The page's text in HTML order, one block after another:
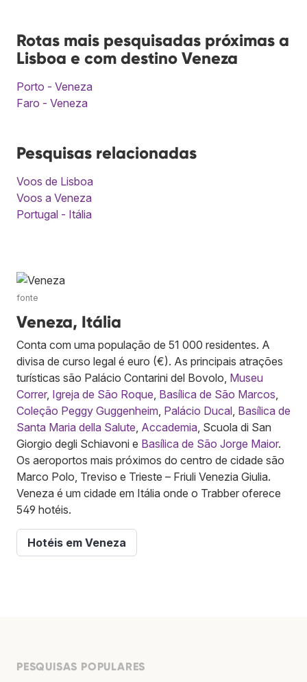
Rotas mais pesquisadas próximas a
Lisboa e com destino Veneza
Porto - Veneza
Faro - Veneza
Pesquisas relacionadas
Voos de Lisboa
Voos a Veneza
Portugal - Itália
fonte
Veneza, Itália
Conta com uma população de 51 000 residentes. A
divisa de curso legal é euro (€). As principais atrações
turísticas são Palácio Contarini del Bovolo, Museu
Correr, Igreja de São Roque Basílica de São Marcos
Coleção Peggy Guggenheim Palácio Ducal Basílica de
Santa Maria della Salute Accademia , Scuola di San
Giorgio degli Schiavoni e Basílica de São Jorge Maior.
Os aeroportos mais próximos do centro de cidade são
Marco Polo, Treviso e Trieste – Friuli Venezia Giulia.
Veneza é um cidade em Itália onde o Trabber oferece
549 hotéis.
Hotéis em Veneza
PESQUISAS POPULARES